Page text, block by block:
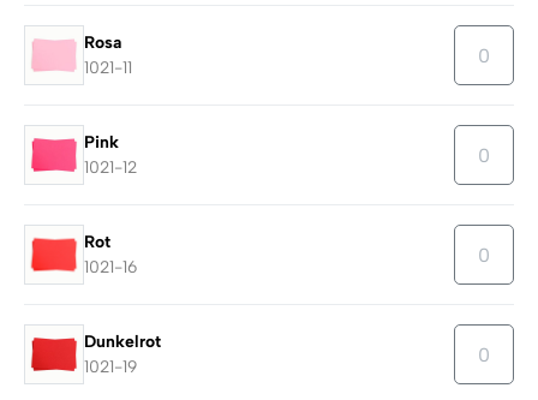
Rosa
1021-11
Pink
1021-12
Rot
1021-16
Dunkelrot
1021-19